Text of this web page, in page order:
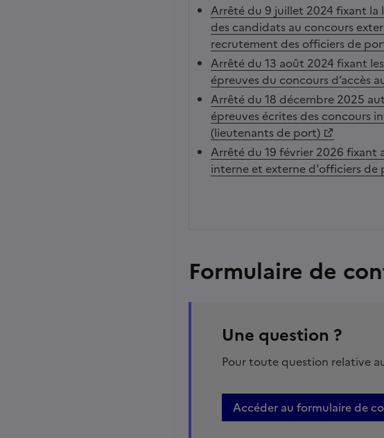
Arrêté du 9 juillet 2024 fixant la
des candidats au concours
recrutement des officiers de
Arrêté du 13 août 2024 fixant
épreuves du concours d’accès
Arrêté du 18 décembre 2025
épreuves écrites des concours
(lieutenants de port)
Arrêté du 19 février 2026 fixant
interne et externe d'officiers
Formulaire de
Une question ?
Pour toute question relative
Accéder au formulaire de